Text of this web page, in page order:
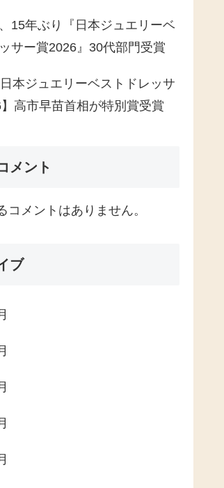
15年ぶり『日本ジュエリーベ
サー賞2026』30代部門受賞
日本ジュエリーベストドレッサ
高市早苗首相が特別賞受賞
メント
コメントはありません。
ブ